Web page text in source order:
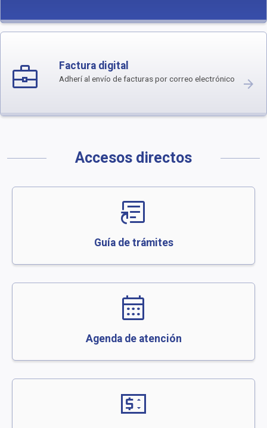
business_center Factura digital
Adherí al envío de facturas por correo electrónico arrow_forward
Accesos directos
article_shortcut
Guía de trámites
calendar_month
Agenda de atención
price_change